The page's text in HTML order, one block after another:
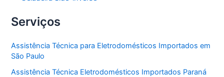
Serviços
Assistência Técnica para Eletrodomésticos Importados em
São Paulo
Assistência Técnica Eletrodomésticos Importados Paraná